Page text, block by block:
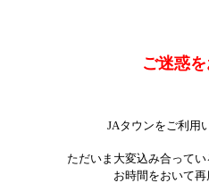
ご迷惑
JAタウンをご利用
ただいま大変込み合って
お時間をおいて